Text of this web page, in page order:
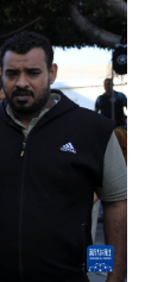
体育
数字经济
溯源中国